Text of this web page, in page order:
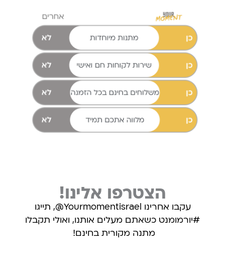
הצטרפו אלינו!
עקבו אחרינו Yourmomentisrael@, תייגו
#יורמומנט כשאתם מעלים אותנו, ואולי תקבלו
מתנה מקורית בחינם!